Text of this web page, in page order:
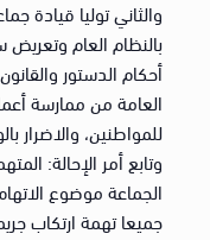
والثاني توليا قيادة
بالنظام العام
أحكام الدستور
العامة من ممارسة
للمواطنين، والاضرار
وتابع أمر الإحالة:
الجماعة موضوع
جميعا تهمة ارتكاب